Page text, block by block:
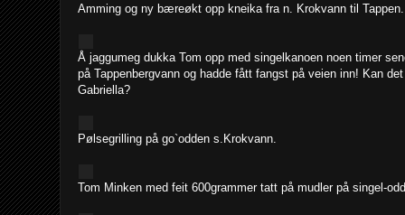
Amming og ny bæreøkt opp kneika fra n. Krokvann til Tappen.
Å jaggumeg dukka Tom opp med singelkanoen noen timer
på Tappenbergvann og hadde fått fangst på veien inn! Kan
Gabriella?
Pølsegrilling på go`odden s.Krokvann.
Tom Minken med feit 600grammer tatt på mudler på singel-